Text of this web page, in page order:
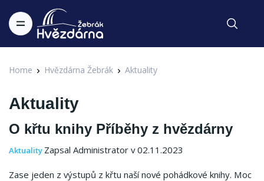
Home Hvězdárna Žebrák Aktuality
Aktuality
O křtu knihy Příběhy z hvězdárny
Aktuality Zapsal Administrator v 02.11.2023
Zase jeden z výstupů z křtu naší nové pohádkové knihy. Moc